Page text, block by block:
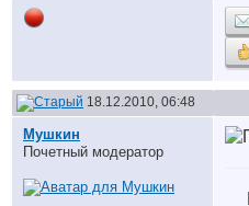
18.12.2010, 06:48
Мушкин
Почетный модератор